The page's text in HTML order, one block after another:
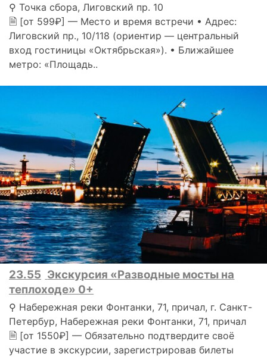
⚲ Точка сбора, Лиговский пр. 10
🗎 [от 599₽] — Место и время встречи • Адрес:
Лиговский пр., 10/118 (ориентир — центральный
вход гостиницы «Октябрьская»). • Ближайшее
метро: «Площадь..
23.55 Экскурсия «Разводные мосты на
теплоходе» 0+
⚲ Набережная реки Фонтанки, 71, причал, г. Санкт-
Петербур, Набережная реки Фонтанки, 71, причал
🗎 [от 1550₽] — Обязательно подтвердите своё
участие в экскурсии, зарегистрировав билеты